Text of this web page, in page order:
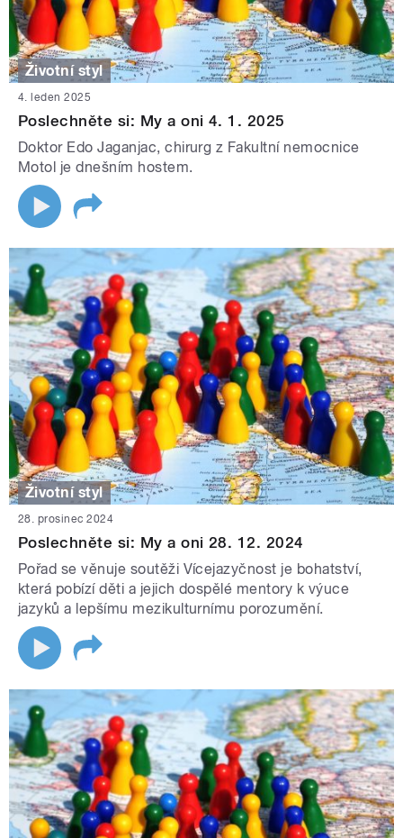
Životní styl
4. leden 2025
Poslechněte si: My a oni 4. 1. 2025
Doktor Edo Jaganjac, chirurg z Fakultní nemocnice
Motol je dnešním hostem.
Životní styl
28. prosinec 2024
Poslechněte si: My a oni 28. 12. 2024
Pořad se věnuje soutěži Vícejazyčnost je bohatství,
která pobízí děti a jejich dospělé mentory k výuce
jazyků a lepšímu mezikulturnímu porozumění.